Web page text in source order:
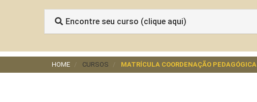
Encontre seu curso (clique aqui)
HOME CURSOS MATRÍCULA COORDENAÇÃO PEDAGÓGICA